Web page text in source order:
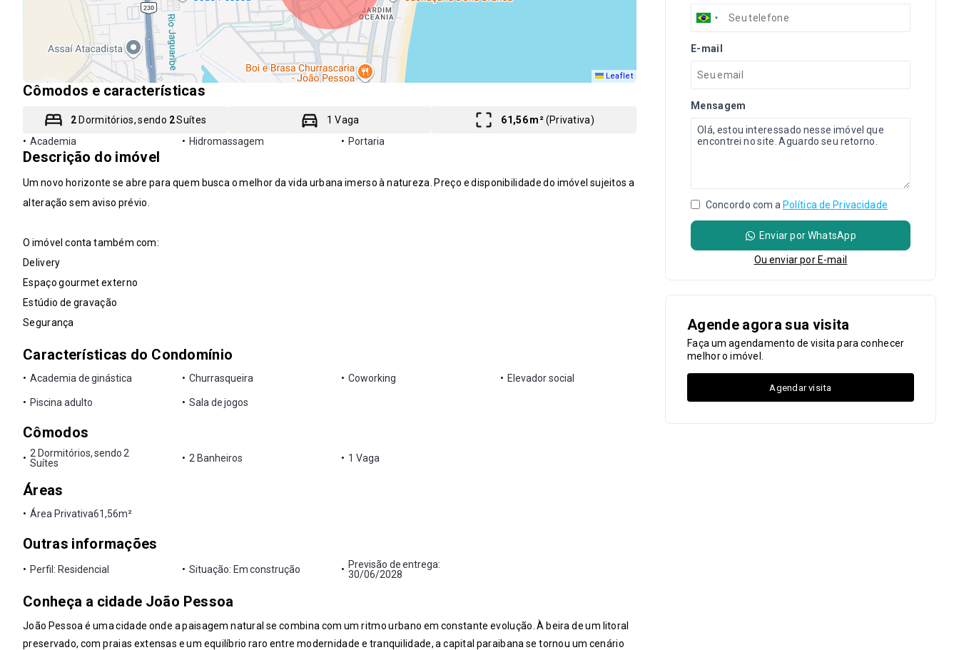
Leaflet
Cômodos e características
2 Dormitórios, sendo 2Suítes 1 Vaga 61,56 m²(Privativa)
• Academia • Hidromassagem • Portaria
Descrição do imóvel
Um novo horizonte se abre para quem busca o melhor da vida urbana imerso à natureza. Preço e disponibilidade do imóvel sujeitos a
alteração sem aviso prévio.
O imóvel conta também com:
Delivery
Espaço gourmet externo
Estúdio de gravação
Segurança
Características do Condomínio
• Academia de ginástica • Churrasqueira • Coworking • Elevador social
• Piscina adulto • Sala de jogos
Cômodos
• 2 Dormitórios, sendo 2
Suítes
• 2 Banheiros • 1 Vaga
Áreas
• Área Privativa61,56m²
Outras informações
• Perfil: Residencial • Situação: Em construção • Previsão de entrega:
30/06/2028
Conheça a cidade João Pessoa
João Pessoa é uma cidade onde a paisagem natural se combina com um ritmo urbano em constante evolução. À beira de um litoral
preservado, com praias extensas e um equilíbrio raro entre modernidade e tranquilidade, a capital paraibana se tornou um cenário
E-mail
Mensagem
Concordo com a Política de Privacidade
Enviar por WhatsApp
Ou enviar por E-mail
Agende agora sua visita
Faça um agendamento de visita para conhecer
melhor o imóvel.
Agendar visita